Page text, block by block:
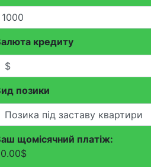
кредиту
позики
щомісячний платіж:
$